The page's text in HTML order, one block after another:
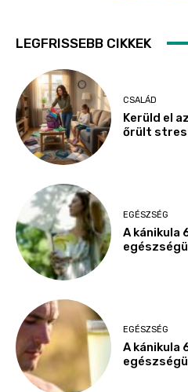
LEGFRISSEBB CIKKEK
CSALÁD
Kerüld el
őrült
EGÉSZSÉG
A kánikula
EGÉSZSÉG
A kánikula